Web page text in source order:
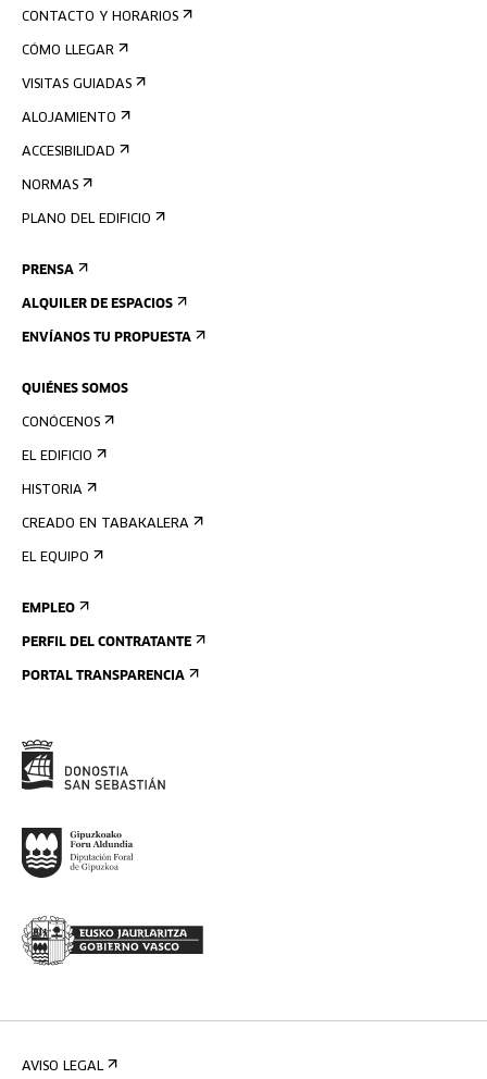
CONTACTO Y HORARIOS
CÓMO LLEGAR
VISITAS GUIADAS
ALOJAMIENTO
ACCESIBILIDAD
NORMAS
PLANO DEL EDIFICIO
PRENSA
ALQUILER DE ESPACIOS
ENVÍANOS TU PROPUESTA
QUIÉNES SOMOS
CONÓCENOS
EL EDIFICIO
HISTORIA
CREADO EN TABAKALERA
EL EQUIPO
EMPLEO
PERFIL DEL CONTRATANTE
PORTAL TRANSPARENCIA
AVISO LEGAL